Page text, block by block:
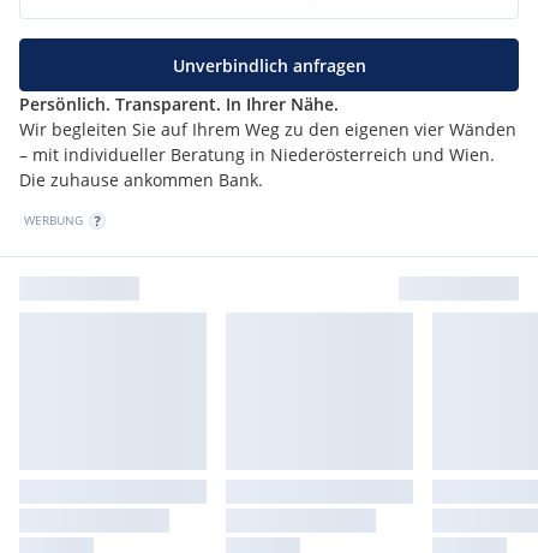
Persönlich. Transparent. In Ihrer Nähe.
Wir begleiten Sie auf Ihrem Weg zu den eigenen vier Wänden
– mit individueller Beratung in Niederösterreich und Wien.
Die zuhause ankommen Bank.
Unverbindlich anfragen
WERBUNG